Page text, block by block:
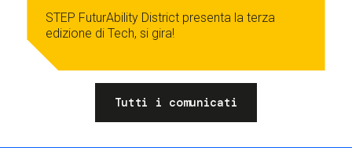
STEP FuturAbility District presenta la terza
edizione di Tech, si gira!
Tutti i comunicati